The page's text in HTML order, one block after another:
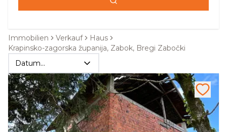
Immobilien Verkauf
Haus
Krapinsko-zagorska županija, Zabok, Bregi Zabočki
Datum
absteigend